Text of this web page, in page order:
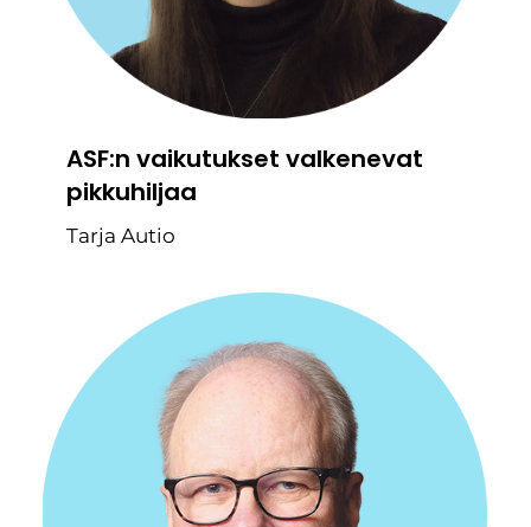
ASF:n vaikutukset valkenevat
pikkuhiljaa
Tarja Autio